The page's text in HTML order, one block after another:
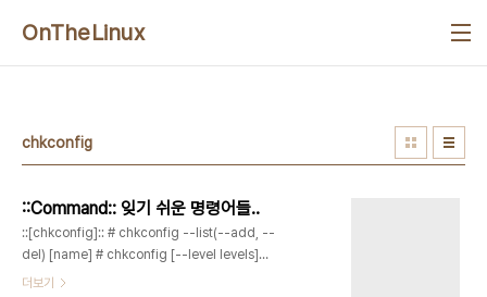
OnTheLinux
chkconfig
::Command:: 잊기 쉬운 명령어들..
::[chkconfig]:: # chkconfig --list(--add, --
del) [name] # chkconfig [--level levels]
name ::[명령어 백그라운드 실행]:: # command
더보기